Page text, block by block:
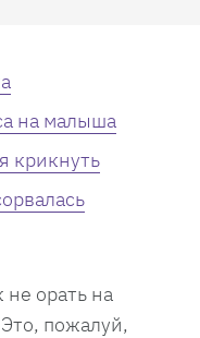
на малыша
крикнуть
не орать на
пожалуй,